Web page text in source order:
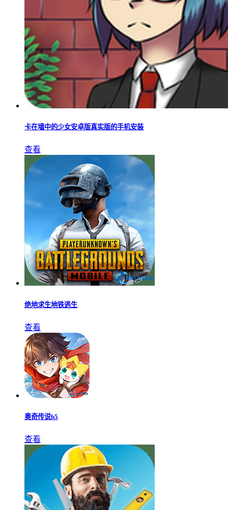
卡在墙中的少女安卓版真实版的手机安装
查看
绝地求生地铁逃生
查看
奥奇传说h5
查看